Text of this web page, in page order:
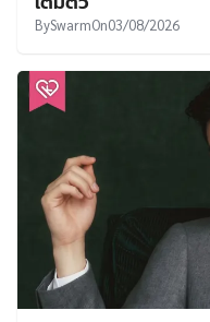
BySwarmOn03/08/2026